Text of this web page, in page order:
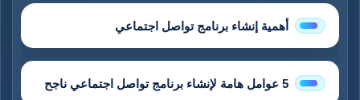
أهمية إنشاء برنامج تواصل اجتماعي
5 عوامل هامة لإنشاء برنامج تواصل اجتماعي ناجح